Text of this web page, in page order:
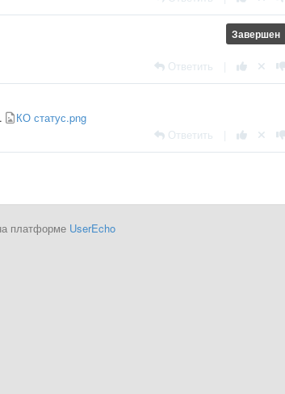
Завершен
Ответить
КО статус.png
Ответить
платформе UserEcho